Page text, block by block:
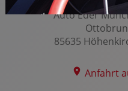
Rücksitze klappbar
Seitenairbag vorn
Sitzheizung Fahrer/
Auto Eder
85635
Anfahrt